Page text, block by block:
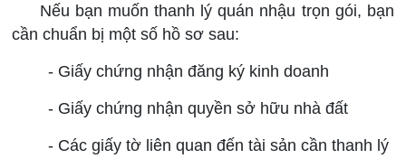
Nếu bạn muốn thanh lý quán nhậu trọn gói, bạn
cần chuẩn bị một số hồ sơ sau:
- Giấy chứng nhận đăng ký kinh doanh
- Giấy chứng nhận quyền sở hữu nhà đất
- Các giấy tờ liên quan đến tài sản cần thanh lý